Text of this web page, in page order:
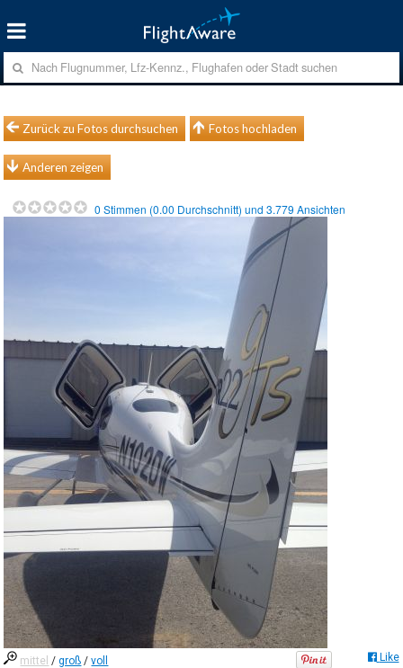
Zurück zu Fotos durchsuchen Fotos hochladen
Anderen zeigen
0 Stimmen (0.00 Durchschnitt) und3.779 Ansichten
mittel /groß /voll Like